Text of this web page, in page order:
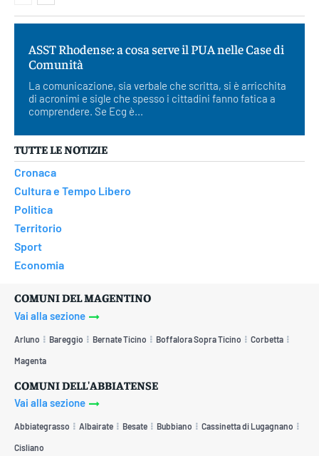
ASST Rhodense: a cosa serve il PUA nelle Case di
Comunità
La comunicazione, sia verbale che scritta, si è arricchita
di acronimi e sigle che spesso i cittadini fanno fatica a
comprendere. Se Ecg è...
TUTTE LE NOTIZIE
Cronaca
Cultura e Tempo Libero
Politica
Territorio
Sport
Economia
COMUNI DEL MAGENTINO
Vai alla sezione
Arluno Bareggio Bernate Ticino Boffalora Sopra Ticino Corbetta
Magenta
COMUNI DELL'ABBIATENSE
Vai alla sezione
Abbiategrasso Albairate Besate Bubbiano Cassinetta di Lugagnano
Cisliano